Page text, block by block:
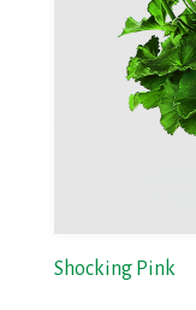
Shocking Pink